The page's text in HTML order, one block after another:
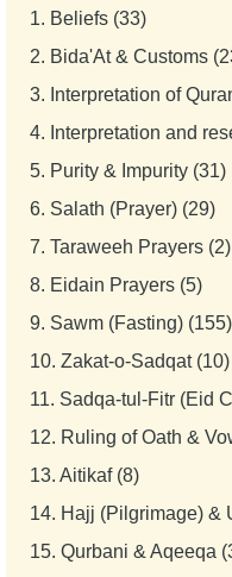
1. Beliefs (33)
2. Bida'At & Customs
3. Interpretation of
4. Interpretation and
5. Purity & Impurity (31)
6. Salath (Prayer) (29)
7. Taraweeh Prayers (2)
8. Eidain Prayers (5)
9. Sawm (Fasting) (155)
10. Zakat-o-Sadqat (10)
11. Sadqa-tul-Fitr (Eid
12. Ruling of Oath &
13. Aitikaf (8)
14. Hajj (Pilgrimage) &
15. Qurbani & Aqeeqa